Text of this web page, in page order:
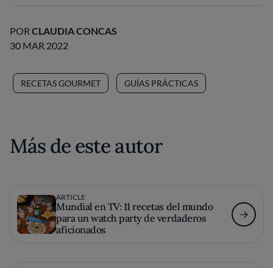
POR CLAUDIA CONCAS
30 MAR 2022
RECETAS GOURMET GUÍAS PRÁCTICAS
Más de este autor
ARTICLE
Mundial en TV: 11 recetas del mundo
para un watch party de verdaderos
aficionados